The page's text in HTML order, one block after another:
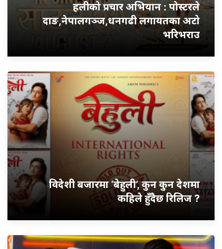
हलीको प्रचार अभियान : पोस्टरले
दाङ,नेपालगञ्ज,धनगढी लगायतका अटो
भरिभराउ
विदेशी बजारमा ‘बेहुली’, कुन कुन देशमा
कहिले हुँदैछ रिलिज ?